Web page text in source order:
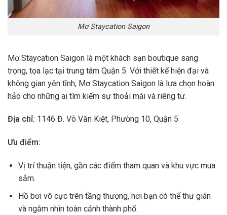
Mơ Staycation Saigon
Mơ Staycation Saigon là một khách sạn boutique sang
trọng, tọa lạc tại trung tâm Quận 5. Với thiết kế hiện đại và
không gian yên tĩnh, Mơ Staycation Saigon là lựa chọn hoàn
hảo cho những ai tìm kiếm sự thoải mái và riêng tư.
Địa chỉ: 1146 Đ. Võ Văn Kiệt, Phường 10, Quận 5
Ưu điểm:
Vị trí thuận tiện, gần các điểm tham quan và khu vực mua
sắm.
Hồ bơi vô cực trên tầng thượng, nơi bạn có thể thư giãn
và ngắm nhìn toàn cảnh thành phố.